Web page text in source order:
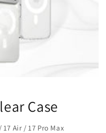
Case
Air / 17 Pro Max